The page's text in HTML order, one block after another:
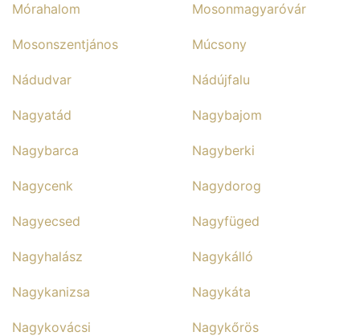
Mórahalom Mosonmagyaróvár
Mosonszentjános Múcsony
Nádudvar Nádújfalu
Nagyatád Nagybajom
Nagybarca Nagyberki
Nagycenk Nagydorog
Nagyecsed Nagyfüged
Nagyhalász Nagykálló
Nagykanizsa Nagykáta
Nagykovácsi Nagykőrös